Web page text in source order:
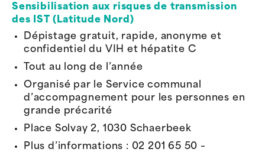
Sensibilisation aux risques de transmission
des IST (Latitude Nord)
Dépistage gratuit, rapide, anonyme et
confidentiel du VIH et hépatite C
Tout au long de l’année
Organisé par le Service communal
d’accompagnement pour les personnes en
grande précarité
Place Solvay 2, 1030 Schaerbeek
Plus d’informations : 02 201 65 50 –